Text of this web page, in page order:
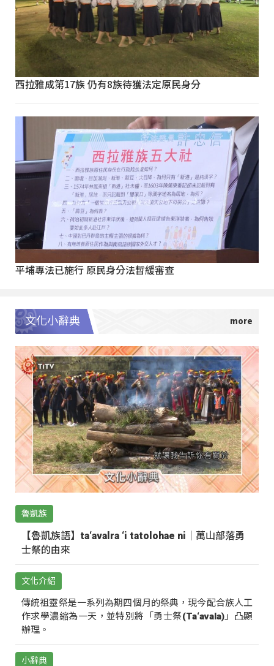
西拉雅成第17族 仍有8族待獲法定原民身分
平埔專法已施行 原民身分法暫緩審查
文化小辭典
魯凱族
【魯凱族語】ta‘avalra ‘i tatolohae ni｜萬山部落勇
士祭的由來
文化介紹
傳統祖靈祭是一系列為期四個月的祭典，現今配合族人工
作求學濃縮為一天，並特別將「勇士祭(Ta‘avala)」凸顯
辦理。
小辭典